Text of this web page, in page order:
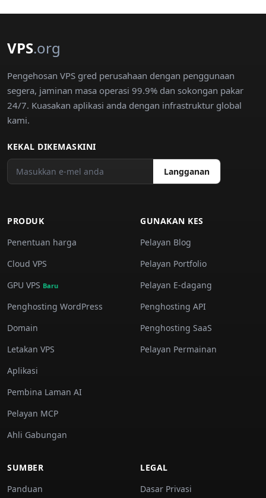
VPS.org
Pengehosan VPS gred perusahaan dengan penggunaan
segera, jaminan masa operasi 99.9% dan sokongan pakar
24/7. Kuasakan aplikasi anda dengan infrastruktur global
kami.
KEKAL DIKEMASKINI
Langganan
PRODUK
Penentuan harga
Cloud VPS
GPU VPS Baru
Penghosting WordPress
Domain
Letakan VPS
Aplikasi
Pembina Laman AI
Pelayan MCP
Ahli Gabungan
GUNAKAN KES
Pelayan Blog
Pelayan Portfolio
Pelayan E-dagang
Penghosting API
Penghosting SaaS
Pelayan Permainan
SUMBER
Panduan
LEGAL
Dasar Privasi